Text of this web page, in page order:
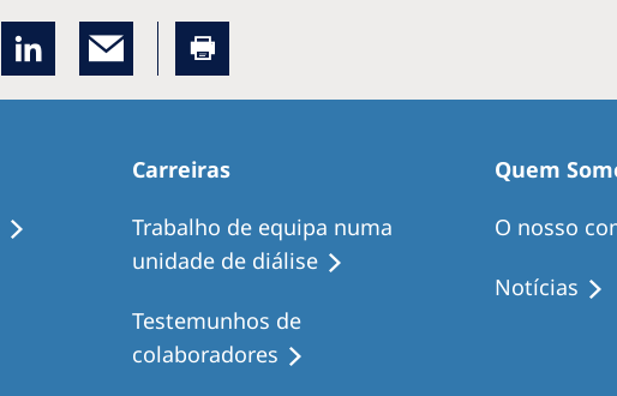
Carreiras
Trabalho de equipa numa
unidade de diálise
Testemunhos de
colaboradores
Quem
O nosso
Notícias